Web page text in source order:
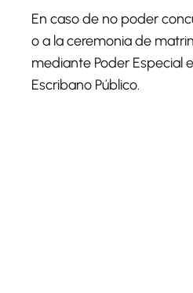
En caso de no poder
o a la ceremonia de
mediante Poder Especial
Escribano Público.